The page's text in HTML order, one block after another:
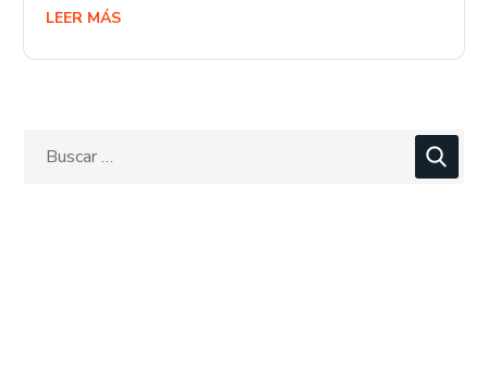
LEER MÁS